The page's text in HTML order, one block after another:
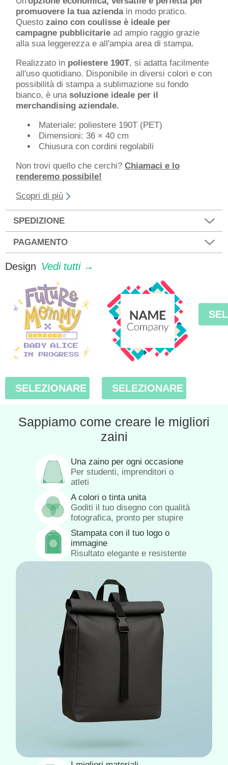
promuovere la tua aziendain modo pratico.
Questozaino con coulisse è ideale per
campagne pubblicitarie ad ampio raggio grazie
alla sua leggerezza e all'ampia area di stampa.
Realizzato in poliestere 190T, si adatta facilmente
all'uso quotidiano. Disponibile in diversi colori e con
possibilità di stampa a sublimazione su fondo
bianco, è unasoluzione ideale per il
merchandising aziendale.
Materiale: poliestere 190T (PET)
Dimensioni: 36 × 40 cm
Chiusura con cordini regolabili
Non trovi quello che cerchi?Chiamaci e lo
renderemo possibile!
Scopri di più
SPEDIZIONE
PAGAMENTO
Design Vedi tutti →
SELEZIONARE SELEZIONARE
Sappiamo come creare le migliori
zaini
Una zaino per ogni occasione
Per studenti, imprenditori o
atleti
A colori o tinta unita
Goditi il tuo disegno con qualità
fotografica, pronto per stupire
Stampata con il tuo logo o
immagine
Risultato elegante e resistente